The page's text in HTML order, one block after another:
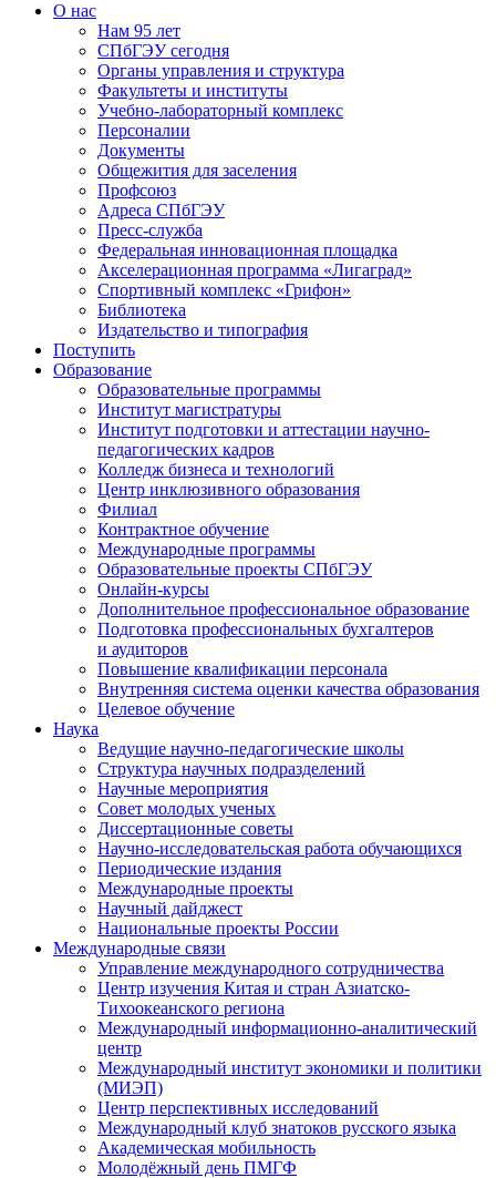
О нас
Нам 95 лет
СПбГЭУ сегодня
Органы управления и структура
Факультеты и институты
Учебно-лабораторный комплекс
Персоналии
Документы
Общежития для заселения
Профсоюз
Адреса СПбГЭУ
Пресс-служба
Федеральная инновационная площадка
Акселерационная программа «Лигаград»­­
Спортивный комплекс «Грифон»
Библиотека
Издательство и типография
Поступить
Образование
Образовательные программы
Институт магистратуры
Институт подготовки и аттестации научно-
педагогических кадров
Колледж бизнеса и технологий
Центр инклюзивного образования
Филиал
Контрактное обучение
Международные программы
Образовательные проекты СПбГЭУ
Онлайн-курсы
Дополнительное профессиональное образование
Подготовка профессиональных бухгалтеров
и аудиторов
Повышение квалификации персонала
Внутренняя система оценки качества образования
Целевое обучение
Наука
Ведущие научно-педагогические школы
Структура научных подразделений
Научные мероприятия
Совет молодых ученых
Диссертационные советы
Научно-исследовательская работа обучающихся
Периодические издания
Международные проекты
Научный дайджест
Национальные проекты России
Международные связи
Управление международного сотрудничества
Центр изучения Китая и стран Азиатско-
Тихоокеанского региона
Международный информационно-аналитический
центр
Международный институт экономики и политики
(МИЭП)
Центр перспективных исследований
Международный клуб знатоков русского языка
Академическая мобильность
Молодёжный день ПМГФ